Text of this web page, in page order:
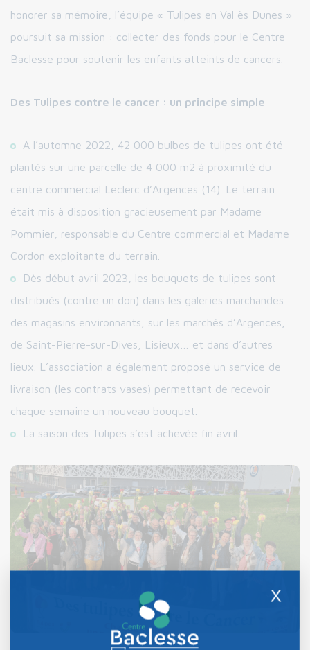
honorer sa mémoire, l’équipe « Tulipes en Val ès Dunes »
poursuit sa mission : collecter des fonds pour le Centre
Baclesse pour soutenir les enfants atteints de cancers.
Des Tulipes contre le cancer : un principe simple
A l’automne 2022, 42 000 bulbes de tulipes ont été
plantés sur une parcelle de 4 000 m2 à proximité du
centre commercial Leclerc d’Argences (14). Le terrain
était mis à disposition gracieusement par Madame
Pommier, responsable du Centre commercial et Madame
Cordon exploitante du terrain.
Dès début avril 2023, les bouquets de tulipes sont
distribués (contre un don) dans les galeries marchandes
des magasins environnants, sur les marchés d’Argences,
de Saint-Pierre-sur-Dives, Lisieux… et dans d’autres
lieux. L’association a également proposé un service de
livraison (les contrats vases) permettant de recevoir
chaque semaine un nouveau bouquet.
La saison des Tulipes s’est achevée fin avril.
X